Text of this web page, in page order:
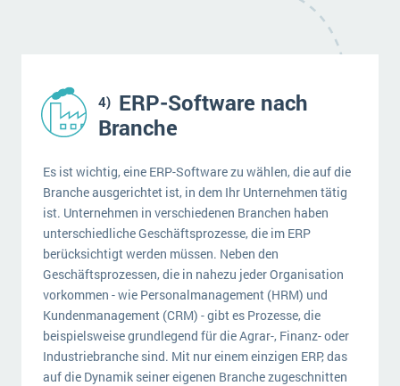
ERP-Software nach
Branche
Es ist wichtig, eine ERP-Software zu wählen, die auf die
Branche ausgerichtet ist, in dem Ihr Unternehmen tätig
ist. Unternehmen in verschiedenen Branchen haben
unterschiedliche Geschäftsprozesse, die im ERP
berücksichtigt werden müssen. Neben den
Geschäftsprozessen, die in nahezu jeder Organisation
vorkommen - wie Personalmanagement (HRM) und
Kundenmanagement (CRM) - gibt es Prozesse, die
beispielsweise grundlegend für die Agrar-, Finanz- oder
Industriebranche sind. Mit nur einem einzigen ERP, das
auf die Dynamik seiner eigenen Branche zugeschnitten